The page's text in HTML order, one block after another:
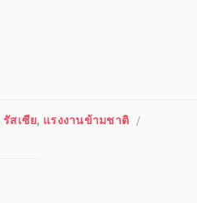
รัสเซีย, แรงงานข้ามชาติ /